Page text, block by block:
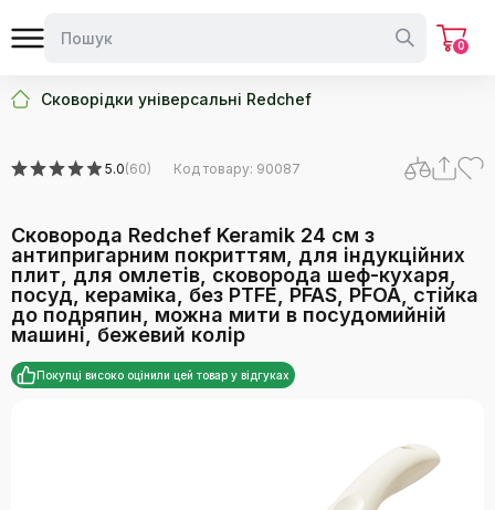
0
Сковорідки універсальні Redchef
5.0(60) Код товару: 90087
Сковорода Redchef Keramik 24 см з
антипригарним покриттям, для індукційних
плит, для омлетів, сковорода шеф-кухаря,
посуд, кераміка, без PTFE, PFAS, PFOA, стійка
до подряпин, можна мити в посудомийній
машині, бежевий колір
Покупці високо оцінили цей товар у відгуках